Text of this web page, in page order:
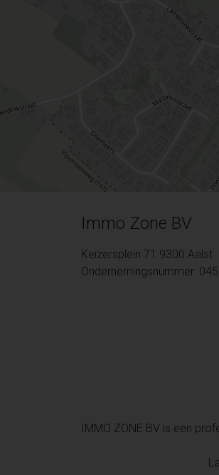
Immo Zone BV
Keizersplein 71 9300 Aalst
Ondernemingsnummer:
IMMO ZONE BV is een